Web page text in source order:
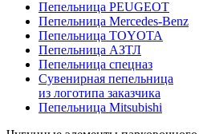
Пепельница PEUGEOT
Пепельница Mercedes-Benz
Пепельница TOYOTA
Пепельница АЗТЛ
Пепельница спецназ
Сувенирная пепельница
из логотипа заказчика
Пепельница Mitsubishi